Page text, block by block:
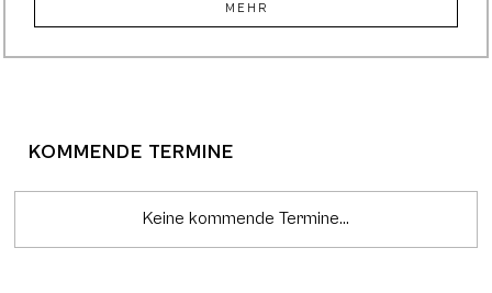
MEHR
KOMMENDE TERMINE
Keine kommende Termine...